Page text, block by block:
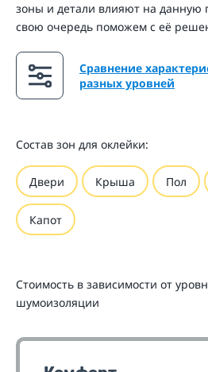
зоны и детали влияют на данную
свою очередь поможем с её
Сравнение
разных уровней
Состав зон для оклейки:
Двери Крыша Пол
Капот
Стоимость в зависимости от
шумоизоляции